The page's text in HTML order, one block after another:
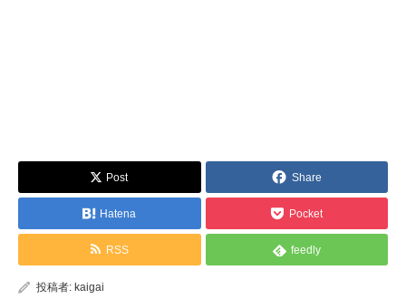
Post Share
Hatena Pocket
RSS feedly
投稿者: kaigai